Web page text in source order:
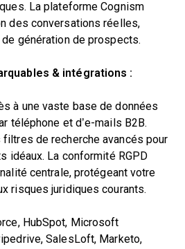
La plateforme Cognism
des conversations réelles,
génération de prospects.
& intégrations :
à une vaste base de données
téléphone et d’e-mails B2B.
de recherche avancés pour
idéaux. La conformité RGPD
centrale, protégeant votre
risques juridiques courants.
HubSpot, Microsoft
SalesLoft, Marketo,